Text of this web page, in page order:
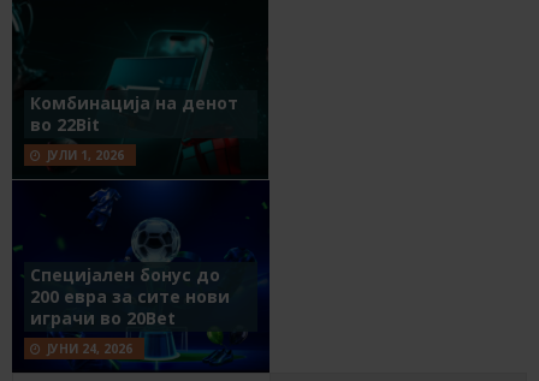
Комбинација на денот
во 22Bit
ЈУЛИ 1, 2026
Специјален бонус до
200 евра за сите нови
играчи во 20Bet
ЈУНИ 24, 2026